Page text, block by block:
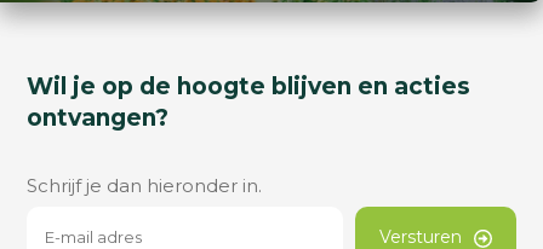
Wil je op de hoogte blijven en acties
ontvangen?
Schrijf je dan hieronder in.
Versturen